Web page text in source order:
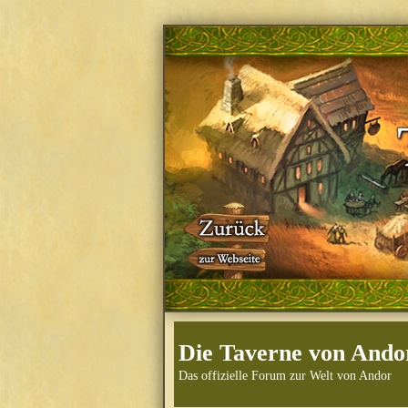
Die Taverne von
Das offizielle Forum zur Welt von Andor